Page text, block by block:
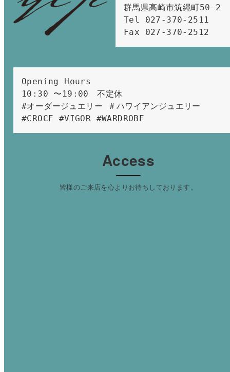
群馬県高崎市筑縄町50-2
Tel 027-370-2511
Fax 027-370-2512
Opening Hours
10:30 〜19:00　不定休
#オーダージュエリー ＃ハワイアンジュエリー
#CROCE #VIGOR #WARDROBE
Access
皆様のご来店を心よりお待ちしております。